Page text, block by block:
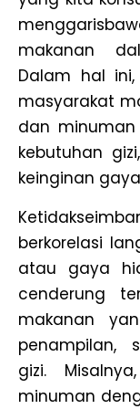
makanan
Dalam hal
masyarakat
dan
kebutuhan
keinginan
berkorelasi
atau gaya
cenderung
makanan
penampilan,
gizi.
minuman